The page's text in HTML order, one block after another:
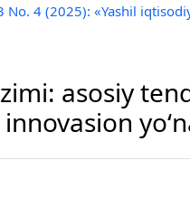
No. 4 (2025): «Yashil
asosiy